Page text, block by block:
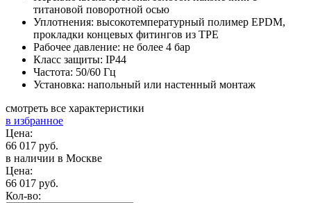
титановой поворотной осью
Уплотнения: высокотемпературный полимер EPDM,
прокладки концевых фитингов из TPE
Рабочее давление: не более 4 бар
Класс защиты: IP44
Частота: 50/60 Гц
Установка: напольный или настенный монтаж
смотреть все характеристики
в избранное
Цена:
66 017 руб.
в наличии в Москве
Цена:
66 017 руб.
Кол-во: